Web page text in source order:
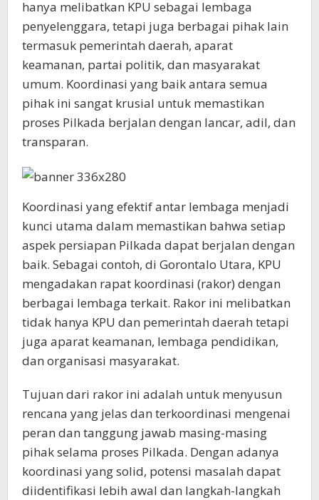
hanya melibatkan KPU sebagai lembaga
penyelenggara, tetapi juga berbagai pihak lain
termasuk pemerintah daerah, aparat
keamanan, partai politik, dan masyarakat
umum. Koordinasi yang baik antara semua
pihak ini sangat krusial untuk memastikan
proses Pilkada berjalan dengan lancar, adil, dan
transparan.
Koordinasi yang efektif antar lembaga menjadi
kunci utama dalam memastikan bahwa setiap
aspek persiapan Pilkada dapat berjalan dengan
baik. Sebagai contoh, di Gorontalo Utara, KPU
mengadakan rapat koordinasi (rakor) dengan
berbagai lembaga terkait. Rakor ini melibatkan
tidak hanya KPU dan pemerintah daerah tetapi
juga aparat keamanan, lembaga pendidikan,
dan organisasi masyarakat.
Tujuan dari rakor ini adalah untuk menyusun
rencana yang jelas dan terkoordinasi mengenai
peran dan tanggung jawab masing-masing
pihak selama proses Pilkada. Dengan adanya
koordinasi yang solid, potensi masalah dapat
diidentifikasi lebih awal dan langkah-langkah